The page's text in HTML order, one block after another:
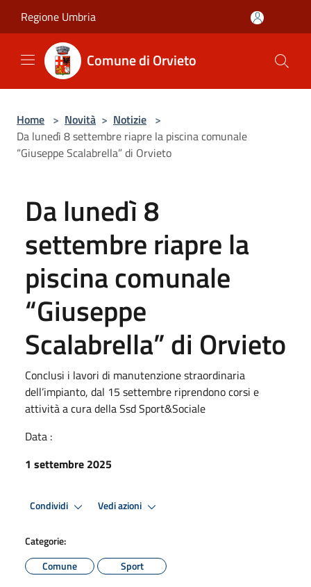
Regione Umbria
Comune di Orvieto
Home > Novità > Notizie >
Da lunedì 8 settembre riapre la piscina comunale
“Giuseppe Scalabrella” di Orvieto
Da lunedì 8
settembre riapre la
piscina comunale
“Giuseppe
Scalabrella” di Orvieto
Conclusi i lavori di manutenzione straordinaria
dell’impianto, dal 15 settembre riprendono corsi e
attività a cura della Ssd Sport&Sociale
Data :
1 settembre 2025
Condividi Vedi azioni
Categorie:
Comune
Sport